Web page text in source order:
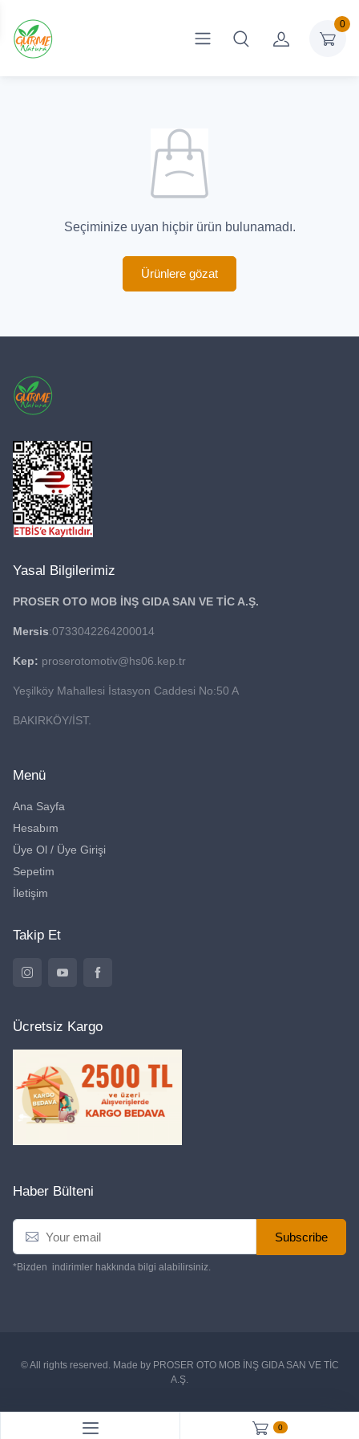
0
Seçiminize uyan hiçbir ürün bulunamadı.
Ürünlere gözat
Yasal Bilgilerimiz
PROSER OTO MOB İNŞ GIDASAN VE TİC A.Ş.
Mersis:0733042264200014
Kep: proserotomotiv@hs06.kep.tr
Yeşilköy Mahallesi İstasyon Caddesi No:50 A
BAKIRKÖY/İST.
Menü
Ana Sayfa
Hesabım
Üye Ol / Üye Girişi
Sepetim
İletişim
Takip Et
Ücretsiz Kargo
Haber Bülteni
Subscribe
*Bizden indirimler hakkında bilgi alabilirsiniz.
© All rights reserved. Made by PROSER OTO MOB İNŞ GIDA SAN VE TİC
A.Ş.
0